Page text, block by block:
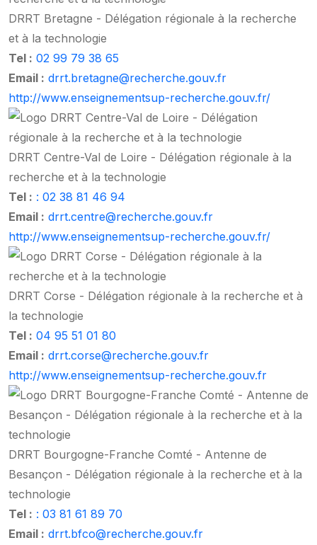
DRRT Bretagne - Délégation régionale à la recherche
et à la technologie
Tel : 02 99 79 38 65
Email : drrt.bretagne@recherche.gouv.fr
http://www.enseignementsup-recherche.gouv.fr/
DRRT Centre-Val de Loire - Délégation régionale à la
recherche et à la technologie
Tel : : 02 38 81 46 94
Email : drrt.centre@recherche.gouv.fr
http://www.enseignementsup-recherche.gouv.fr/
DRRT Corse - Délégation régionale à la recherche et à
la technologie
Tel : 04 95 51 01 80
Email : drrt.corse@recherche.gouv.fr
http://www.enseignementsup-recherche.gouv.fr
DRRT Bourgogne-Franche Comté - Antenne de
Besançon - Délégation régionale à la recherche et à la
technologie
Tel : : 03 81 61 89 70
Email : drrt.bfco@recherche.gouv.fr